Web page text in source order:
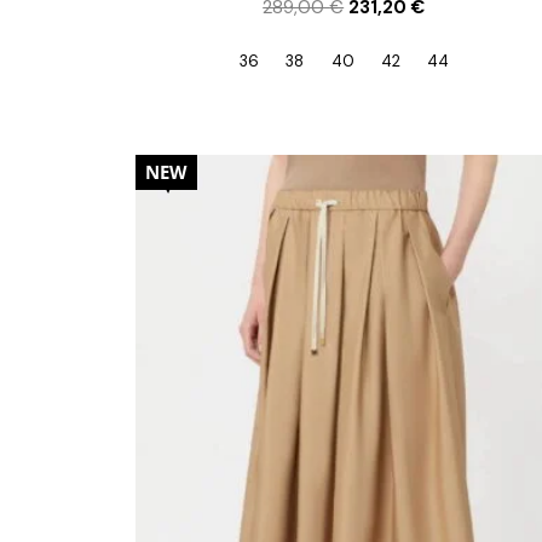
289,00€ 231,20€
36 38 40 42 44
30%
NEW